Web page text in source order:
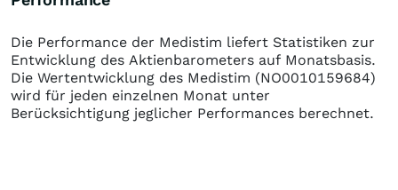
Die Performance der Medistim liefert Statistiken zur
Entwicklung des Aktienbarometers auf Monatsbasis.
Die Wertentwicklung des Medistim (NO0010159684)
wird für jeden einzelnen Monat unter
Berücksichtigung jeglicher Performances berechnet.